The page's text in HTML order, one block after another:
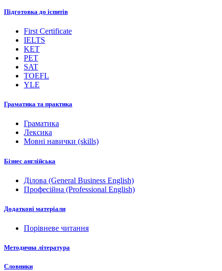
Підготовка до іспитів
First Certificate
IELTS
KET
PET
SAT
TOEFL
YLE
Граматика та практика
Граматика
Лексика
Мовні навички (skills)
Бізнес англійська
Ділова (General Business English)
Професійна (Professional English)
Додаткові матеріали
Порівневе читання
Методична література
Словники